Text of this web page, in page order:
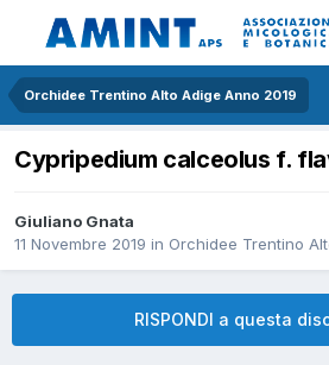
Orchidee Trentino Alto Adige Anno 2019
Cypripedium calceolus f.
Giuliano Gnata
11 Novembre 2019 in Orchidee Trentino
RISPONDI a questa